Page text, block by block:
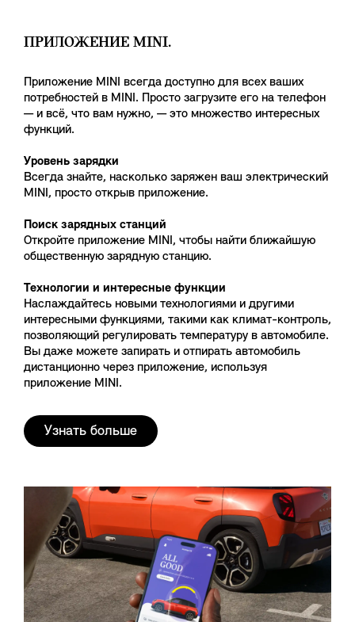
ПРИЛОЖЕНИЕ MINI.
Приложение MINI всегда доступно для всех ваших
потребностей в MINI. Просто загрузите его на телефон
— и всё, что вам нужно, — это множество интересных
функций.
Уровень зарядки
Всегда знайте, насколько заряжен ваш электрический
MINI, просто открыв приложение.
Поиск зарядных станций
Откройте приложение MINI, чтобы найти ближайшую
общественную зарядную станцию.
Технологии и интересные функции
Наслаждайтесь новыми технологиями и другими
интересными функциями, такими как климат-контроль,
позволяющий регулировать температуру в автомобиле.
Вы даже можете запирать и отпирать автомобиль
дистанционно через приложение, используя
приложение MINI.
Узнать больше